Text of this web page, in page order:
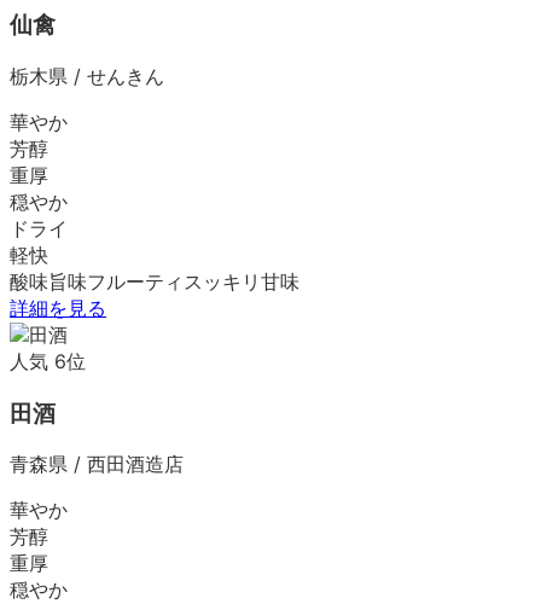
仙禽
栃木県 / せんきん
華やか
芳醇
重厚
穏やか
ドライ
軽快
酸味旨味フルーティ スッキリ 甘味
詳細を見る
人気 6位
田酒
青森県 / 西田酒造店
華やか
芳醇
重厚
穏やか